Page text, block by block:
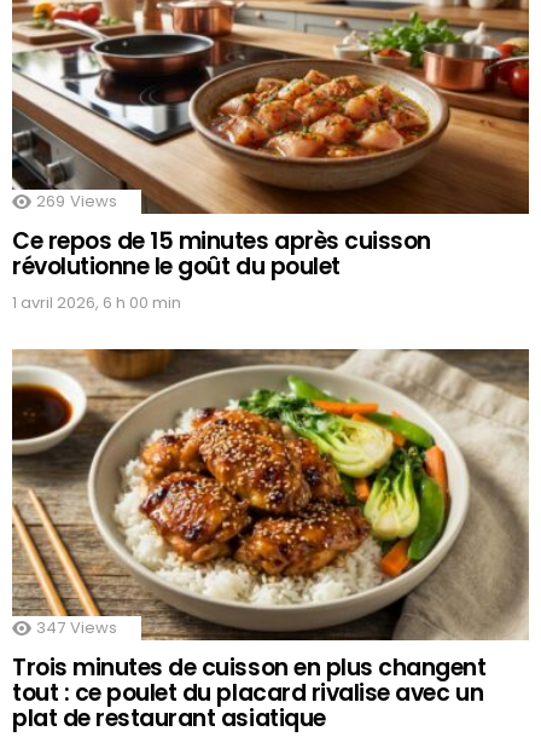
269 Views
Ce repos de 15 minutes après cuisson
révolutionne le goût du poulet
1 avril 2026, 6 h 00 min
347 Views
Trois minutes de cuisson en plus changent
tout : ce poulet du placard rivalise avec un
plat de restaurant asiatique